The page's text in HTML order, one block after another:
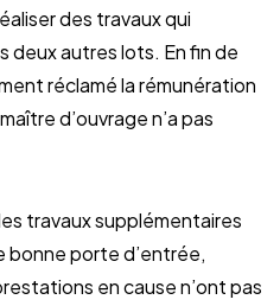
des travaux qui
deux autres lots. En fin de
réclamé la rémunération
d’ouvrage n’a pas
travaux supplémentaires
bonne porte d’entrée,
en cause n’ont pas